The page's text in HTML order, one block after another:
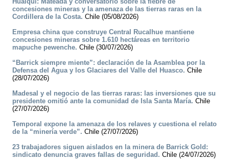
concesiones mineras y la amenaza de las tierras raras en la
Cordillera de la Costa. Chile (05/08/2026)
Empresa china que construye Central Rucalhue mantiene
concesiones mineras sobre 1.610 hectáreas en territorio
mapuche pewenche. Chile (30/07/2026)
“Barrick siempre miente”: declaración de la Asamblea por la
Defensa del Agua y los Glaciares del Valle del Huasco. Chile
(28/07/2026)
Madesal y el negocio de las tierras raras: las inversiones que su
presidente omitió ante la comunidad de Isla Santa María. Chile
(27/07/2026)
Temporal expone la amenaza de los relaves y cuestiona el relato
de la “minería verde”. Chile (27/07/2026)
23 trabajadores siguen aislados en la minera de Barrick Gold:
sindicato denuncia graves fallas de seguridad. Chile (24/07/2026)